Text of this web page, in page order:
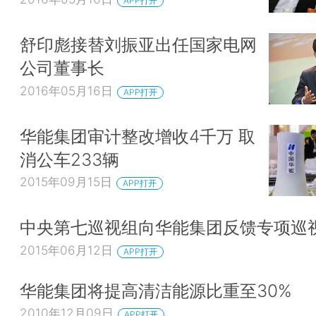
舒印彪接替刘振亚出任国家电网
公司董事长
2016年05月16日 APP打开
华能集团审计整改增收4千万 取
消公车233辆
2015年09月15日 APP打开
中央第七巡视组向华能集团反馈专项巡
2015年06月12日 APP打开
华能集团将提高清洁能源比重至30%